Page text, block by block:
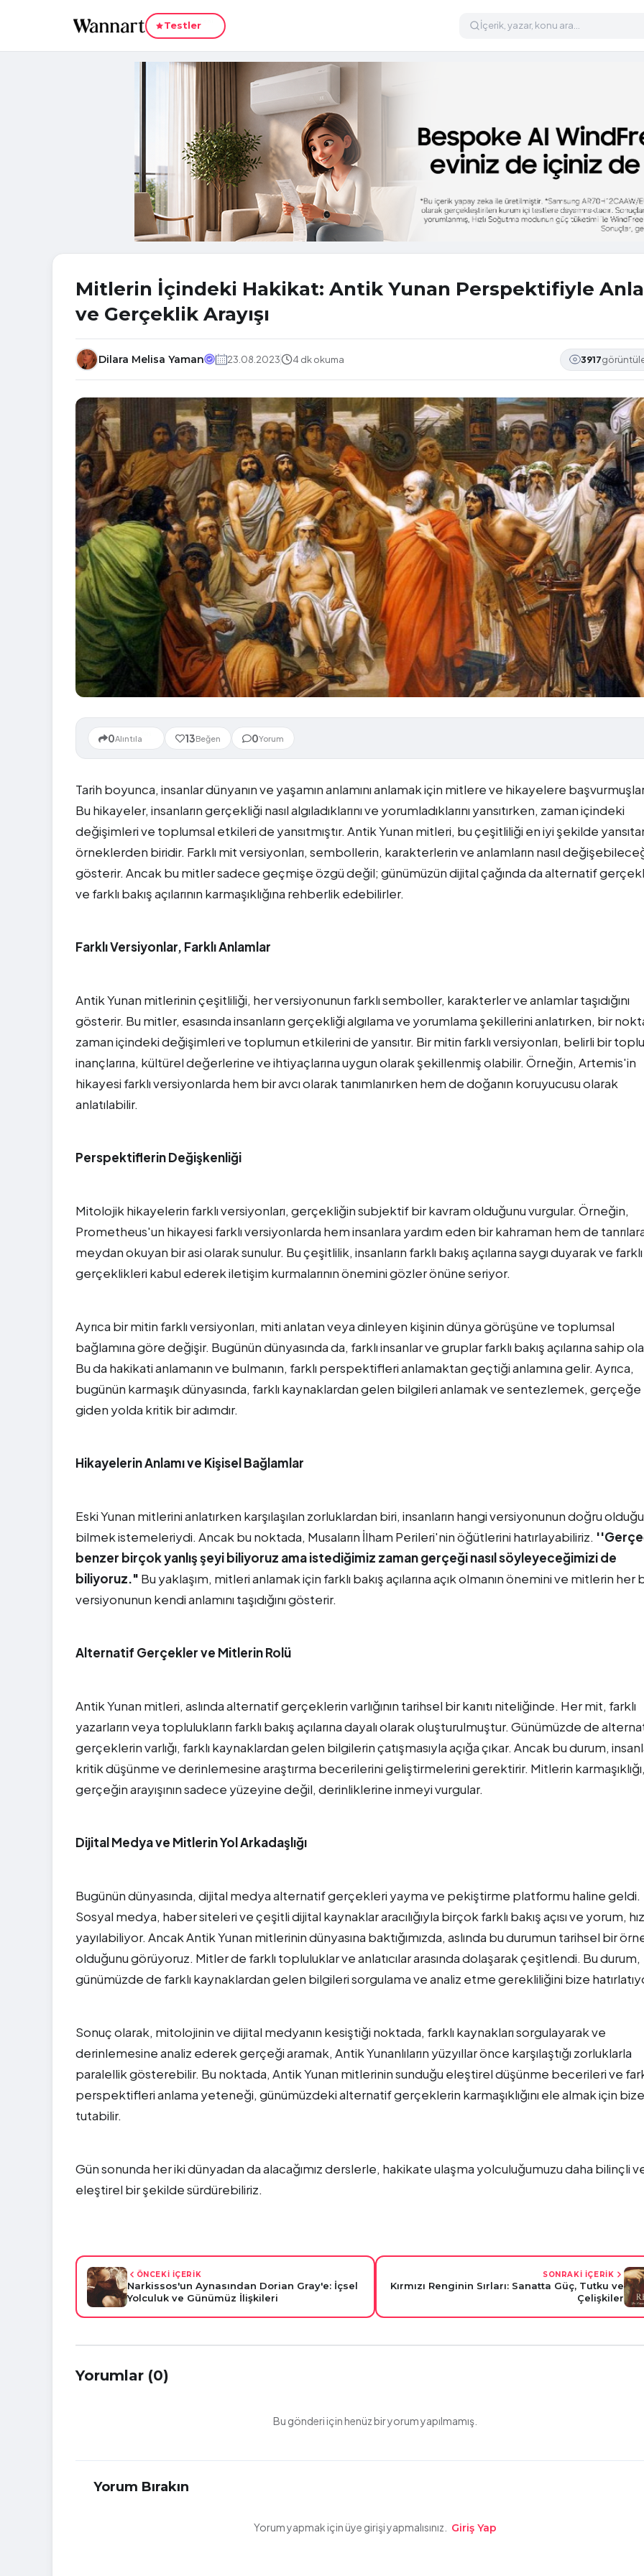
Testler
Mitlerin İçindeki Hakikat: Antik Yunan Perspektifiyle
ve Gerçeklik Arayışı
Dilara Melisa Yaman 23.08.2023 4 dk okuma 3917
0Alıntıla 13Beğen 0Yorum
Tarih boyunca, insanlar dünyanın ve yaşamın anlamını anlamak için mitlere ve hikayelere
Bu hikayeler, insanların gerçekliği nasıl algıladıklarını ve yorumladıklarını yansıtırken, zaman içindeki
değişimleri ve toplumsal etkileri de yansıtmıştır. Antik Yunan mitleri, bu çeşitliliği en iyi şekilde
örneklerden biridir. Farklı mit versiyonları, sembollerin, karakterlerin ve anlamların nasıl
gösterir. Ancak bu mitler sadece geçmişe özgü değil; günümüzün dijital çağında da alternatif
ve farklı bakış açılarının karmaşıklığına rehberlik edebilirler.
Farklı Versiyonlar, Farklı Anlamlar
Antik Yunan mitlerinin çeşitliliği, her versiyonunun farklı semboller, karakterler ve anlamlar taşıdığını
gösterir. Bu mitler, esasında insanların gerçekliği algılama ve yorumlama şekillerini anlatırken, bir
zaman içindeki değişimleri ve toplumun etkilerini de yansıtır. Bir mitin farklı versiyonları, belirli bir
inançlarına, kültürel değerlerine ve ihtiyaçlarına uygun olarak şekillenmiş olabilir. Örneğin, Artemis'in
hikayesi farklı versiyonlarda hem bir avcı olarak tanımlanırken hem de doğanın koruyucusu olarak
anlatılabilir.
Perspektiflerin Değişkenliği
Mitolojik hikayelerin farklı versiyonları, gerçekliğin subjektif bir kavram olduğunu vurgular. Örneğin,
Prometheus'un hikayesi farklı versiyonlarda hem insanlara yardım eden bir kahraman hem de
meydan okuyan bir asi olarak sunulur. Bu çeşitlilik, insanların farklı bakış açılarına saygı duyarak ve farklı
gerçeklikleri kabul ederek iletişim kurmalarının önemini gözler önüne seriyor.
Ayrıca bir mitin farklı versiyonları, miti anlatan veya dinleyen kişinin dünya görüşüne ve toplumsal
bağlamına göre değişir. Bugünün dünyasında da, farklı insanlar ve gruplar farklı bakış açılarına sahip
Bu da hakikati anlamanın ve bulmanın, farklı perspektifleri anlamaktan geçtiği anlamına gelir. Ayrıca,
bugünün karmaşık dünyasında, farklı kaynaklardan gelen bilgileri anlamak ve sentezlemek, gerçeğe
giden yolda kritik bir adımdır.
Hikayelerin Anlamı ve Kişisel Bağlamlar
Eski Yunan mitlerini anlatırken karşılaşılan zorluklardan biri, insanların hangi versiyonunun doğru
bilmek istemeleriydi. Ancak bu noktada, Musaların İlham Perileri'nin öğütlerini hatırlayabiliriz.
benzer birçok yanlış şeyi biliyoruz ama istediğimiz zaman gerçeği nasıl söyleyeceğimizi de
biliyoruz." Bu yaklaşım, mitleri anlamak için farklı bakış açılarına açık olmanın önemini ve mitlerin her
versiyonunun kendi anlamını taşıdığını gösterir.
Alternatif Gerçekler ve Mitlerin Rolü
Antik Yunan mitleri, aslında alternatif gerçeklerin varlığının tarihsel bir kanıtı niteliğinde. Her mit, farklı
yazarların veya toplulukların farklı bakış açılarına dayalı olarak oluşturulmuştur. Günümüzde de
gerçeklerin varlığı, farklı kaynaklardan gelen bilgilerin çatışmasıyla açığa çıkar. Ancak bu durum,
kritik düşünme ve derinlemesine araştırma becerilerini geliştirmelerini gerektirir. Mitlerin karmaşıklığı,
gerçeğin arayışının sadece yüzeyine değil, derinliklerine inmeyi vurgular.
Dijital Medya ve Mitlerin Yol Arkadaşlığı
Bugünün dünyasında, dijital medya alternatif gerçekleri yayma ve pekiştirme platformu haline geldi.
Sosyal medya, haber siteleri ve çeşitli dijital kaynaklar aracılığıyla birçok farklı bakış açısı ve yorum,
yayılabiliyor. Ancak Antik Yunan mitlerinin dünyasına baktığımızda, aslında bu durumun tarihsel bir
olduğunu görüyoruz. Mitler de farklı topluluklar ve anlatıcılar arasında dolaşarak çeşitlendi. Bu durum,
günümüzde de farklı kaynaklardan gelen bilgileri sorgulama ve analiz etme gerekliliğini bize
Sonuç olarak, mitolojinin ve dijital medyanın kesiştiği noktada, farklı kaynakları sorgulayarak ve
derinlemesine analiz ederek gerçeği aramak, Antik Yunanlıların yüzyıllar önce karşılaştığı zorluklarla
paralellik gösterebilir. Bu noktada, Antik Yunan mitlerinin sunduğu eleştirel düşünme becerileri ve
perspektifleri anlama yeteneği, günümüzdeki alternatif gerçeklerin karmaşıklığını ele almak için bize
tutabilir.
Gün sonunda her iki dünyadan da alacağımız derslerle, hakikate ulaşma yolculuğumuzu daha bilinçli
eleştirel bir şekilde sürdürebiliriz.
ÖNCEKİ İÇERİK
Narkissos'un Aynasından Dorian Gray'e: İçsel
Yolculuk ve Günümüz İlişkileri
SONRAKİ İÇERİK
Kırmızı Renginin Sırları: Sanatta Güç, Tutku ve
Çelişkiler
Yorumlar (0)
Bu gönderi için henüz bir yorum yapılmamış.
Yorum Bırakın
Yorum yapmak için üye girişi yapmalısınız. Giriş Yap